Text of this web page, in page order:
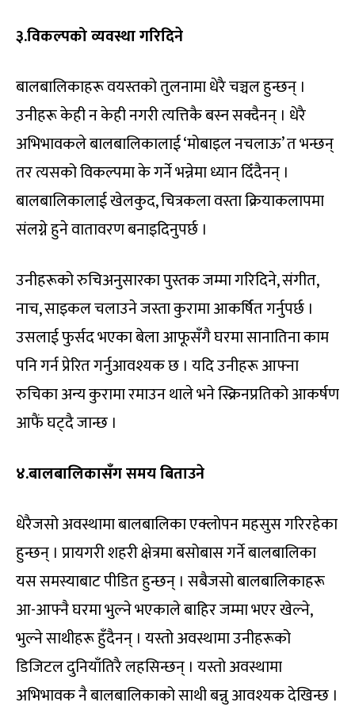
३.विकल्पको व्यवस्था गरिदिने
बालबालिकाहरू वयस्तको तुलनामा धेरै चञ्चल हुन्छन् ।
उनीहरू केही न केही नगरी त्यत्तिकै बस्न सक्दैनन् । धेरै
अभिभावकले बालबालिकालाई ‘मोबाइल नचलाऊ’ त भन्छन्
तर त्यसको विकल्पमा के गर्ने भन्नेमा ध्यान दिँदैनन् ।
बालबालिकालाई खेलकुद, चित्रकला वस्ता क्रियाकलापमा
संलग्ने हुने वातावरण बनाइदिनुपर्छ ।
उनीहरूको रुचिअनुसारका पुस्तक जम्मा गरिदिने, संगीत,
नाच, साइकल चलाउने जस्ता कुरामा आकर्षित गर्नुपर्छ ।
उसलाई फुर्सद भएका बेला आफूसँगै घरमा सानातिना काम
पनि गर्न प्रेरित गर्नुआवश्यक छ । यदि उनीहरू आफ्ना
रुचिका अन्य कुरामा रमाउन थाले भने स्क्रिनप्रतिको आकर्षण
आफैं घट्दै जान्छ ।
४.बालबालिकासँग समय बिताउने
धेरैजसो अवस्थामा बालबालिका एक्लोपन महसुस गरिरहेका
हुन्छन् । प्रायगरी शहरी क्षेत्रमा बसोबास गर्ने बालबालिका
यस समस्याबाट पीडित हुन्छन् । सबैजसो बालबालिकाहरू
आ-आफ्नै घरमा भुल्ने भएकाले बाहिर जम्मा भएर खेल्ने,
भुल्ने साथीहरू हुँदैनन् । यस्तो अवस्थामा उनीहरूको
डिजिटल दुनियाँतिरै लहसिन्छन् । यस्तो अवस्थामा
अभिभावक नै बालबालिकाको साथी बन्नु आवश्यक देखिन्छ ।